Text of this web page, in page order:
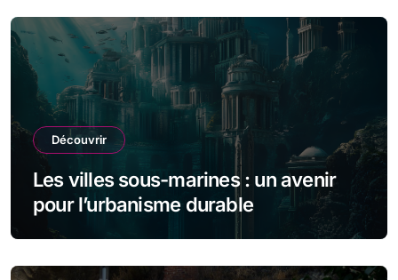
Découvrir
Les villes sous-marines : un avenir
pour l’urbanisme durable